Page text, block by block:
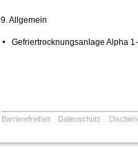
9. Allgemein
Gefriertrocknungsanlage Alpha
Barrierefreiheit Datenschutz